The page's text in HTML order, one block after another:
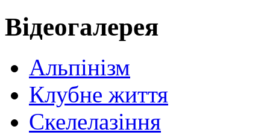
Відеогалерея
Альпінізм
Клубне життя
Скелелазіння